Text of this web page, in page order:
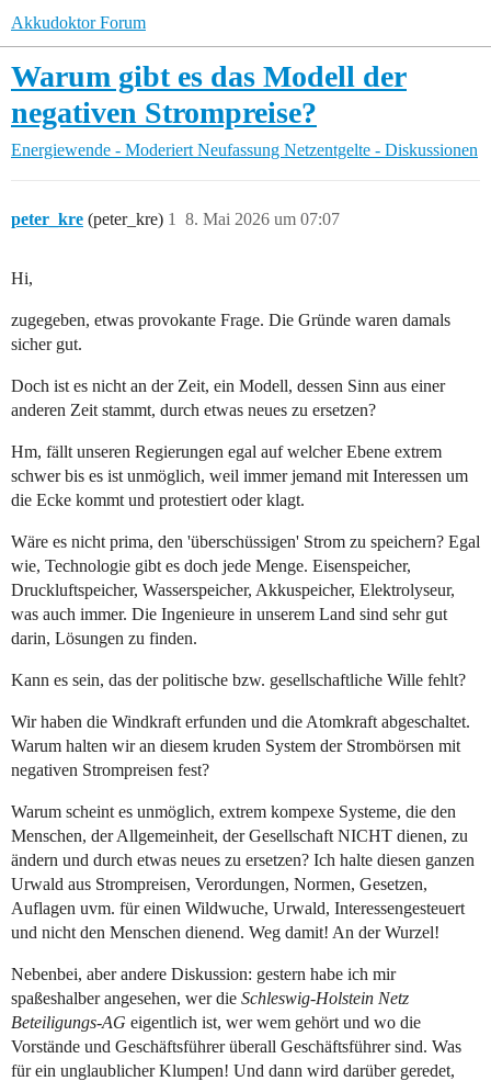
Akkudoktor Forum
Warum gibt es das Modell der
negativen Strompreise?
Energiewende - Moderiert Neufassung Netzentgelte - Diskussionen
peter_kre (peter_kre) 8. Mai 2026 um 07:07
1
Hi,
zugegeben, etwas provokante Frage. Die Gründe waren damals
sicher gut.
Doch ist es nicht an der Zeit, ein Modell, dessen Sinn aus einer
anderen Zeit stammt, durch etwas neues zu ersetzen?
Hm, fällt unseren Regierungen egal auf welcher Ebene extrem
schwer bis es ist unmöglich, weil immer jemand mit Interessen um
die Ecke kommt und protestiert oder klagt.
Wäre es nicht prima, den 'überschüssigen' Strom zu speichern? Egal
wie, Technologie gibt es doch jede Menge. Eisenspeicher,
Druckluftspeicher, Wasserspeicher, Akkuspeicher, Elektrolyseur,
was auch immer. Die Ingenieure in unserem Land sind sehr gut
darin, Lösungen zu finden.
Kann es sein, das der politische bzw. gesellschaftliche Wille fehlt?
Wir haben die Windkraft erfunden und die Atomkraft abgeschaltet.
Warum halten wir an diesem kruden System der Strombörsen mit
negativen Strompreisen fest?
Warum scheint es unmöglich, extrem kompexe Systeme, die den
Menschen, der Allgemeinheit, der Gesellschaft NICHT dienen, zu
ändern und durch etwas neues zu ersetzen? Ich halte diesen ganzen
Urwald aus Strompreisen, Verordungen, Normen, Gesetzen,
Auflagen uvm. für einen Wildwuche, Urwald, Interessengesteuert
und nicht den Menschen dienend. Weg damit! An der Wurzel!
Nebenbei, aber andere Diskussion: gestern habe ich mir
spaßeshalber angesehen, wer die Schleswig-Holstein Netz
Beteiligungs-AG eigentlich ist, wer wem gehört und wo die
Vorstände und Geschäftsführer überall Geschäftsführer sind. Was
für ein unglaublicher Klumpen! Und dann wird darüber geredet,